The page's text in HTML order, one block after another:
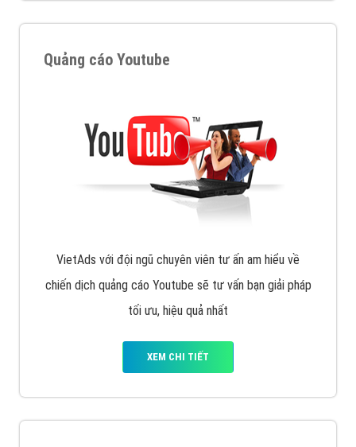
Quảng cáo Youtube
VietAds với đội ngũ chuyên viên tư ấn am hiểu về
chiến dịch quảng cáo Youtube sẽ tư vấn bạn giải pháp
tối ưu, hiệu quả nhất
XEM CHI TIẾT